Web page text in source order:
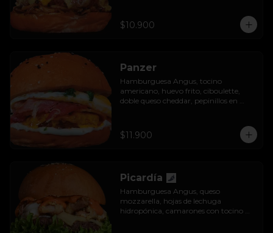
$10.900
Panzer
Hamburguesa Angus, tocino
americano, huevo frito, ciboulette,
doble queso cheddar, pepinillos en
$11.900
Picardía
Hamburguesa Angus, queso
mozzarella, hojas de lechuga
hidropónica, camarones con tocino